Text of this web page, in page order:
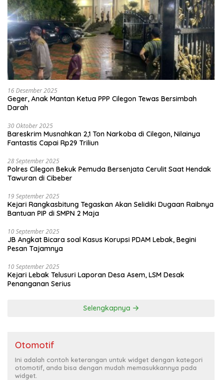
16 Desember 2025
Geger, Anak Mantan Ketua PPP Cilegon Tewas Bersimbah
Darah
30 Oktober 2025
Bareskrim Musnahkan 2,1 Ton Narkoba di Cilegon, Nilainya
Fantastis Capai Rp29 Triliun
28 September 2025
Polres Cilegon Bekuk Pemuda Bersenjata Cerulit Saat Hendak
Tawuran di Cibeber
19 September 2025
Kejari Rangkasbitung Tegaskan Akan Selidiki Dugaan Raibnya
Bantuan PIP di SMPN 2 Maja
10 September 2025
JB Angkat Bicara soal Kasus Korupsi PDAM Lebak, Begini
Pesan Tajamnya
10 September 2025
Kejari Lebak Telusuri Laporan Desa Asem, LSM Desak
Penanganan Serius
Selengkapnya
Otomotif
Ini adalah contoh keterangan untuk widget dengan kategori
otomotif, anda bisa dengan mudah memasukkannya pada
widget.